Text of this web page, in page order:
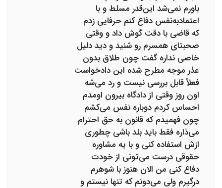
باورم نمی‌شد این‌قدر مسلط و با
اعتمادبه‌نفس دفاع کنم حرفایی زدم
که قاضی با دقت گوش داد و وقتی
صحبتای همسرم رو شنید و دید دلیل
خاصی نداره گفت چون طلاق بدون
عذر موجه مطرح شده این دادخواست
فعلاً قابل بررسی نیست و رد می‌شه
اون روز وقتی از دادگاه بیرون اومدم
احساس کردم دوباره نفس می‌کشم
چون فهمیدم که قانون به حق احترام
می‌ذاره فقط باید بلد باشی چطوری
ازش استفاده کنی و با یه مشاوره
حقوقی درست می‌تونی از خودت
دفاع کنی من الان هنوز با شوهرم
درگیرم ولی می‌دونم که تنها نیستم و